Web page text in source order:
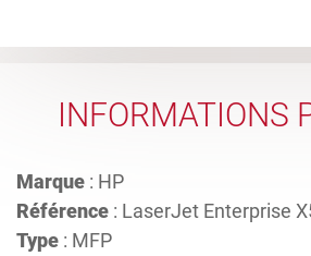
INFORMATIONS
Marque : HP
Référence : LaserJet Enterprise
Type : MFP